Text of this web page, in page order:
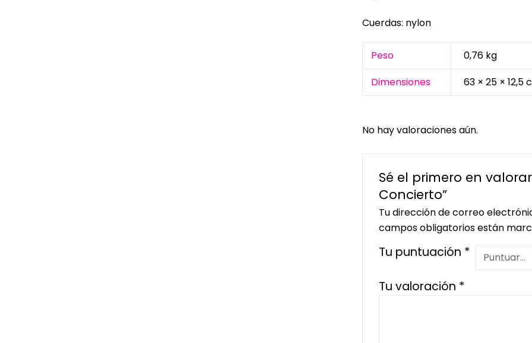
Cuerdas: nylon
Peso
0,76 kg
Dimensiones
63 × 25 × 12,5
No hay valoraciones aún.
Sé el primero en
Concierto”
Tu dirección de correo
campos obligatorios están
Tu puntuación *
Tu valoración *